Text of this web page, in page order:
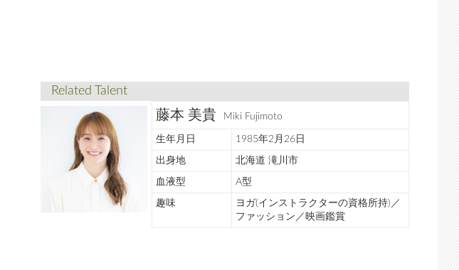
Related Talent
藤本 美貴 Miki Fujimoto
生年月日 1985年2月26日
出身地 北海道 滝川市
血液型 A型
趣味
ヨガ(インストラクターの資格所持)／
ファッション／映画鑑賞